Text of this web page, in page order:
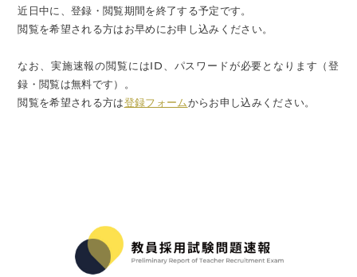
近日中に、登録・閲覧期間を終了する予定です。
閲覧を希望される方はお早めにお申し込みください。
なお、実施速報の閲覧にはID、パスワードが必要となります（登
録・閲覧は無料です）。
閲覧を希望される方は登録フォームからお申し込みください。